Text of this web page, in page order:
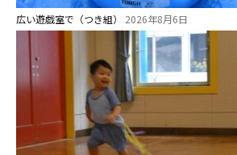
広い遊戯室で（つき組） 2026年8月6日
学校法⼈諏訪森学園 諏訪森幼稚
園
⼤阪府私⽴幼稚園連盟
社会福祉法人野田福祉会